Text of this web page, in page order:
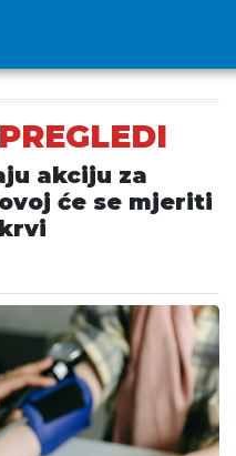
akciju za
će se mjeriti